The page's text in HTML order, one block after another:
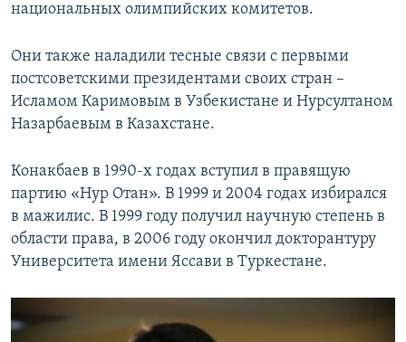
национальных олимпийских комитетов.
Они также наладили тесные связи с первыми
постсоветскими президентами своих стран –
Исламом Каримовым в Узбекистане и Нурсултаном
Назарбаевым в Казахстане.
Конакбаев в 1990-х годах вступил в правящую
партию «Нур Отан». В 1999 и 2004 годах избирался
в мажилис. В 1999 году получил научную степень в
области права, в 2006 году окончил докторантуру
Университета имени Яссави в Туркестане.